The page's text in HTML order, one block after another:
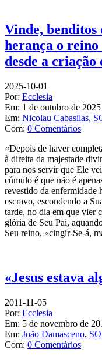
Vinde, benditos
herança o reino
desde a criação
2025-10-01
Por: Ecclesia
Em: 1 de outubro de 2025
Em: Nicolau Cabasilas,
Com: 0 Comentários
«Depois de haver
à direita da majestade
para nos servir que Ele
cúmulo é que não é
revestido da enfermidade
escravo, escondendo a
tarde, no dia em que vier
glória de Seu Pai,
Seu reino, «cingir-Se-á,
«Jesus estava
2011-11-05
Por: Ecclesia
Em: 5 de novembro de
Em: João Damasceno,
Com: 0 Comentários